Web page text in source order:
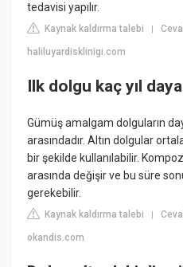
tedavisi yapılır.
Kaynak kaldırma talebi |
haliluyardisklinigi.com
Ilk dolgu kaç yıl
Gümüş amalgam dolguların
arasındadır. Altın dolgular
bir şekilde kullanılabilir.
arasında değişir ve bu süre
gerekebilir.
Kaynak kaldırma talebi |
okandis.com